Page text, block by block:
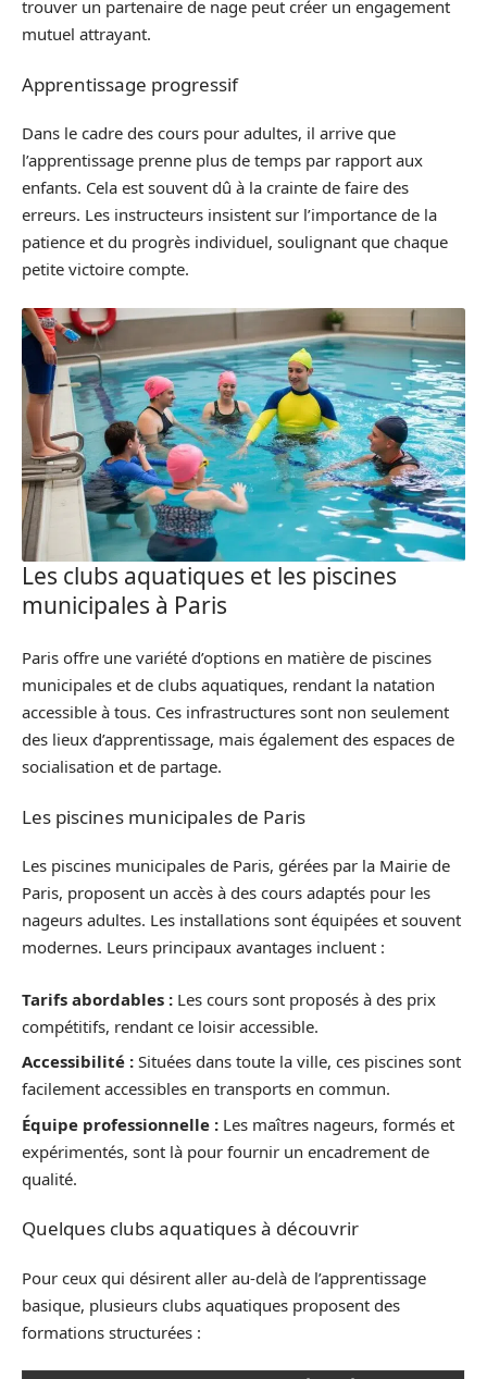
trouver un partenaire de nage peut créer un engagement
mutuel attrayant.
Apprentissage progressif
Dans le cadre des cours pour adultes, il arrive que
l’apprentissage prenne plus de temps par rapport aux
enfants. Cela est souvent dû à la crainte de faire des
erreurs. Les instructeurs insistent sur l’importance de la
patience et du progrès individuel, soulignant que chaque
petite victoire compte.
Les clubs aquatiques et les piscines
municipales à Paris
Paris offre une variété d’options en matière de piscines
municipales et de clubs aquatiques, rendant la natation
accessible à tous. Ces infrastructures sont non seulement
des lieux d’apprentissage, mais également des espaces de
socialisation et de partage.
Les piscines municipales de Paris
Les piscines municipales de Paris, gérées par la Mairie de
Paris, proposent un accès à des cours adaptés pour les
nageurs adultes. Les installations sont équipées et souvent
modernes. Leurs principaux avantages incluent :
Tarifs abordables : Les cours sont proposés à des prix
compétitifs, rendant ce loisir accessible.
Accessibilité : Situées dans toute la ville, ces piscines sont
facilement accessibles en transports en commun.
Équipe professionnelle : Les maîtres nageurs, formés et
expérimentés, sont là pour fournir un encadrement de
qualité.
Quelques clubs aquatiques à découvrir
Pour ceux qui désirent aller au-delà de l’apprentissage
basique, plusieurs clubs aquatiques proposent des
formations structurées :